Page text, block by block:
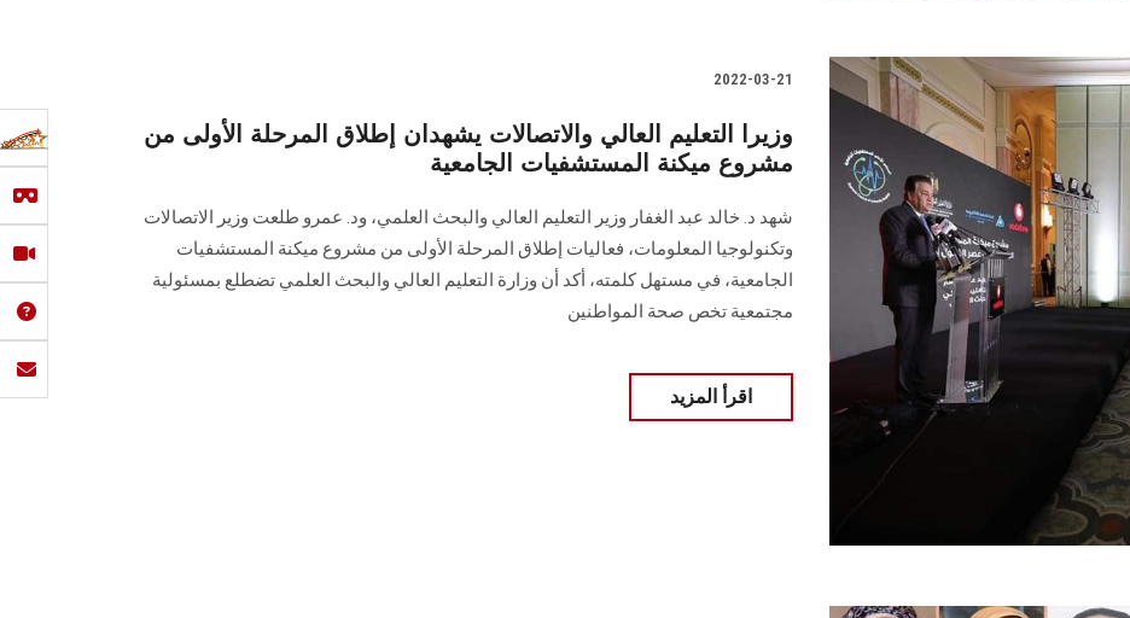
2022-03-21
وزيرا التعليم العالي والاتصالات يشهدان إطلاق المرحلة الأولى من
مشروع ميكنة المستشفيات الجامعية
شهد د. خالد عبد الغفار وزير التعليم العالي والبحث العلمي، ود. عمرو طلعت وزير الاتصالات
وتكنولوجيا المعلومات، فعاليات إطلاق المرحلة الأولى من مشروع ميكنة المستشفيات
الجامعية، في مستهل كلمته، أكد أن وزارة التعليم العالي والبحث العلمي تضطلع بمسئولية
مجتمعية تخص صحة المواطنين
اقرأ المزيد